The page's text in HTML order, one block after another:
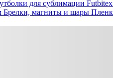
для сублимации Futbitex
Брелки, магниты и шары